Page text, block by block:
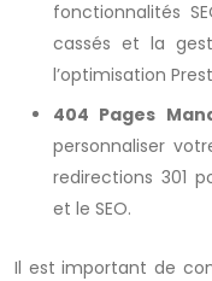
fonctionnalités
cassés et la
l’optimisation
404 Pages
personnaliser
redirections 301
et le SEO.
Il est important de